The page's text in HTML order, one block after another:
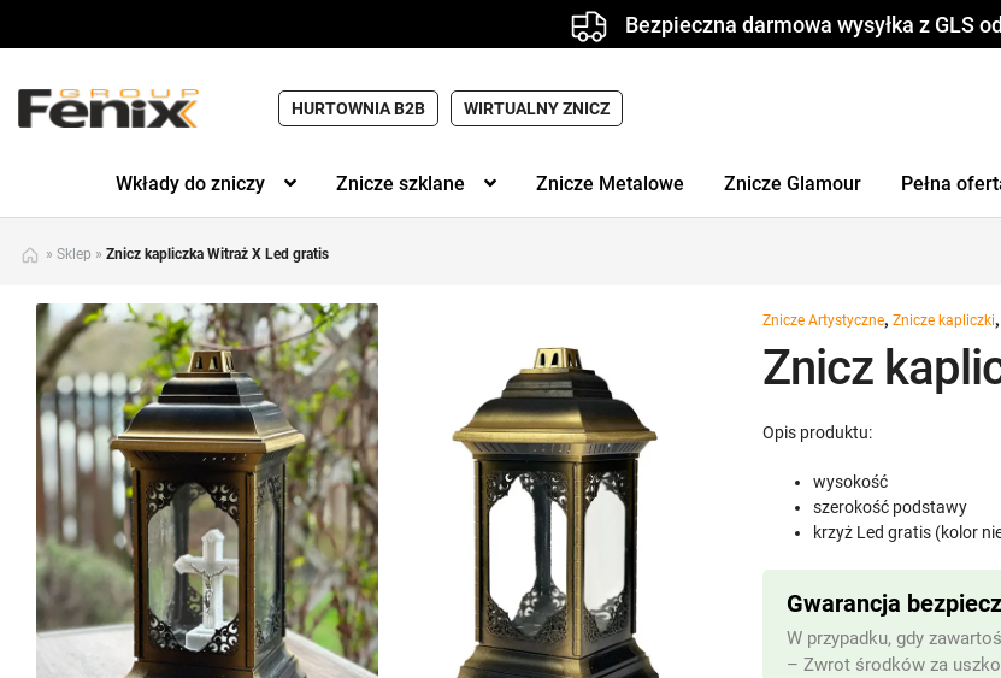
Bezpieczna darmowa wysyłka z GLS
HURTOWNIA B2B WIRTUALNY ZNICZ
Wkłady do zniczy Znicze szklane Znicze Metalowe Znicze Glamour Pełna
» Sklep » Znicz kapliczka Witraż X Led gratis
Znicze Artystyczne,Znicze kapliczki
Znicz
Opis produktu:
wysokość
szerokość podstawy
krzyż Led gratis (kolor
Gwarancja
W przypadku, gdy
– Zwrot środków za